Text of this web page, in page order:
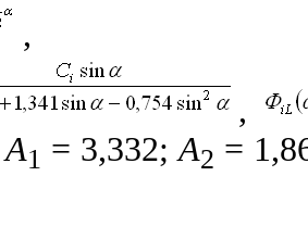
,
,
A1 = 3,332;A2 =